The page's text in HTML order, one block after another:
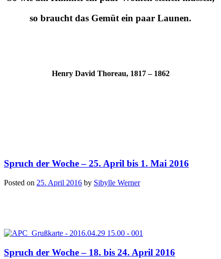
so braucht das Gemüt ein paar Launen.
Henry David Thoreau, 1817 – 1862
Spruch der Woche – 25. April bis 1. Mai 2016
Posted on 25. April 2016 by Sibylle Werner
Spruch der Woche – 18. bis 24. April 2016